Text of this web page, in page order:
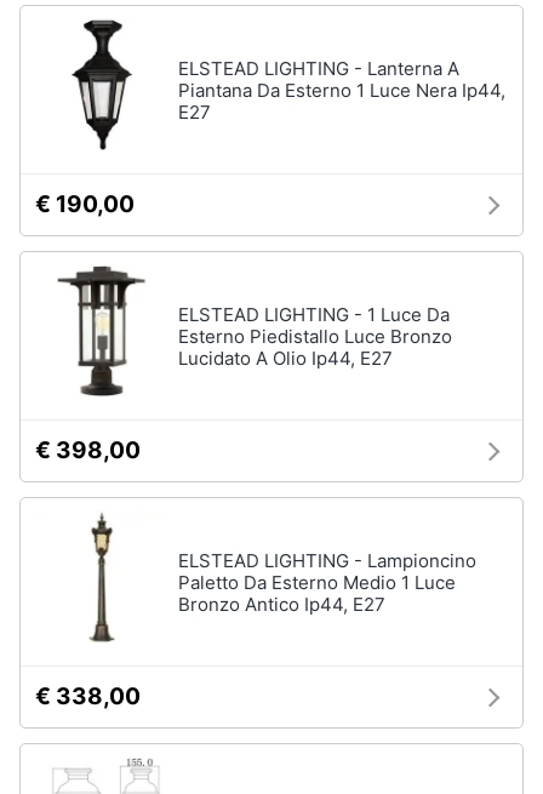
matrimoniale
Copridivano
Illuminazione
Philips
illuminazione
selction
Lampadari
Lampadari
moderni
sale
Vedi
Arredamento
Piscine
Piscine
ELSTEAD LIGHTING - Lanterna A
Piantana Da Esterno 1 Luce Nera Ip44,
E27
€ 190,00
ELSTEAD LIGHTING - 1 Luce Da
Esterno Piedistallo Luce Bronzo
Lucidato A Olio Ip44, E27
€ 398,00
ELSTEAD LIGHTING - Lampioncino
Paletto Da Esterno Medio 1 Luce
Bronzo Antico Ip44, E27
€ 338,00